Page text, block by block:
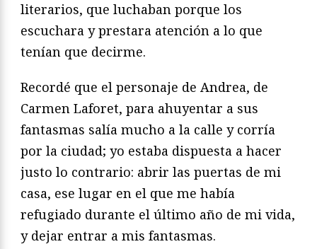
literarios, que luchaban porque los
escuchara y prestara atención a lo que
tenían que decirme.
Recordé que el personaje de Andrea, de
Carmen Laforet, para ahuyentar a sus
fantasmas salía mucho a la calle y corría
por la ciudad; yo estaba dispuesta a hacer
justo lo contrario: abrir las puertas de mi
casa, ese lugar en el que me había
refugiado durante el último año de mi vida,
y dejar entrar a mis fantasmas.